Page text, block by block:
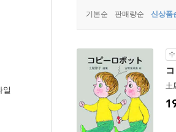
일
기본순 판매량순 신상품
土